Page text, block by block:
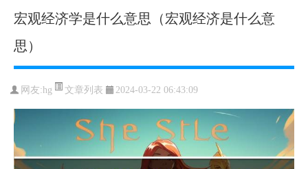
宏观经济学是什么意思（宏观经济是什么意
思）
网友:hg 文章列表 2024-03-22 06:43:09